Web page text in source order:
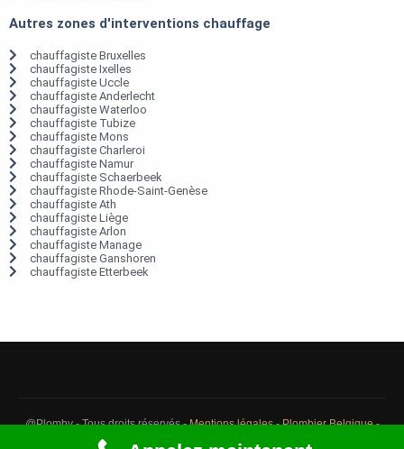
Autres zones d'interventions chauffage
chauffagiste Bruxelles
chauffagiste Ixelles
chauffagiste Uccle
chauffagiste Anderlecht
chauffagiste Waterloo
chauffagiste Tubize
chauffagiste Mons
chauffagiste Charleroi
chauffagiste Namur
chauffagiste Schaerbeek
chauffagiste Rhode-Saint-Genèse
chauffagiste Ath
chauffagiste Liège
chauffagiste Arlon
chauffagiste Manage
chauffagiste Ganshoren
chauffagiste Etterbeek
@Plomby - Tous droits réservés -Mentions légales-Plombier Belgique-
Débouchage Belgique